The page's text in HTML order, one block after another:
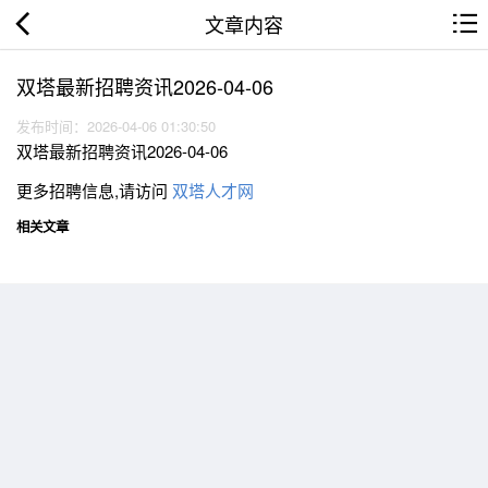
文章内容
双塔最新招聘资讯2026-04-06
发布时间：2026-04-06 01:30:50
双塔最新招聘资讯2026-04-06
更多招聘信息,请访问 双塔人才网
相关文章